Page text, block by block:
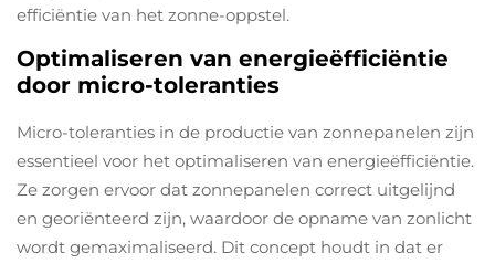
efficiëntie van het zonne-oppstel.
Optimaliseren van energieëfficiëntie
door micro-toleranties
Micro-toleranties in de productie van zonnepanelen zijn
essentieel voor het optimaliseren van energieëfficiëntie.
Ze zorgen ervoor dat zonnepanelen correct uitgelijnd
en georiënteerd zijn, waardoor de opname van zonlicht
wordt gemaximaliseerd. Dit concept houdt in dat er